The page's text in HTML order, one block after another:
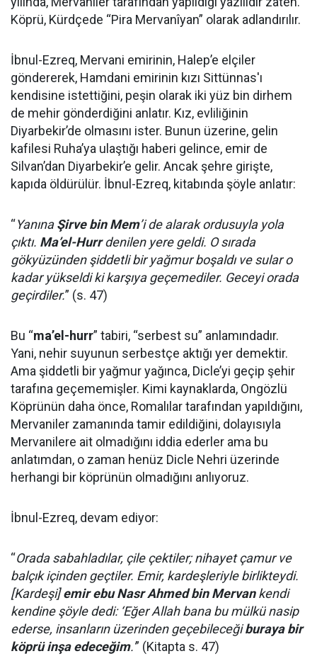
Köprü, Kürdçede “Pira Mervanîyan” olarak adlandırılır.
İbnul-Ezreq, Mervani emirinin, Halep’e elçiler
göndererek, Hamdani emirinin kızı Sittünnas'ı
kendisine istettiğini, peşin olarak iki yüz bin dirhem
de mehir gönderdiğini anlatır. Kız, evliliğinin
Diyarbekir’de olmasını ister. Bunun üzerine, gelin
kafilesi Ruha’ya ulaştığı haberi gelince, emir de
Silvan’dan Diyarbekir’e gelir. Ancak şehre girişte,
kapıda öldürülür. İbnul-Ezreq, kitabında şöyle anlatır:
“YanınaŞirve bin Mem’i de alarak ordusuyla yola
çıktı. Ma’el-Hurrdenilen yere geldi. O sırada
gökyüzünden şiddetli bir yağmur boşaldı ve sular o
kadar yükseldi ki karşıya geçemediler. Geceyi orada
geçirdiler.” (s. 47)
Bu “ma’el-hurr” tabiri, “serbest su” anlamındadır.
Yani, nehir suyunun serbestçe aktığı yer demektir.
Ama şiddetli bir yağmur yağınca, Dicle’yi geçip şehir
tarafına geçememişler. Kimi kaynaklarda, Ongözlü
Köprünün daha önce, Romalılar tarafından yapıldığını,
Mervaniler zamanında tamir edildiğini, dolayısıyla
Mervanilere ait olmadığını iddia ederler ama bu
anlatımdan, o zaman henüz Dicle Nehri üzerinde
herhangi bir köprünün olmadığını anlıyoruz.
İbnul-Ezreq, devam ediyor:
“Orada sabahladılar, çile çektiler; nihayet çamur ve
balçık içinden geçtiler. Emir, kardeşleriyle birlikteydi.
[Kardeşi]emir ebu Nasr Ahmed bin Mervankendi
kendine şöyle dedi: ‘Eğer Allah bana bu mülkü nasip
ederse, insanların üzerinden geçebileceğiburaya bir
köprü inşa edeceğim.'” (Kitapta s. 47)